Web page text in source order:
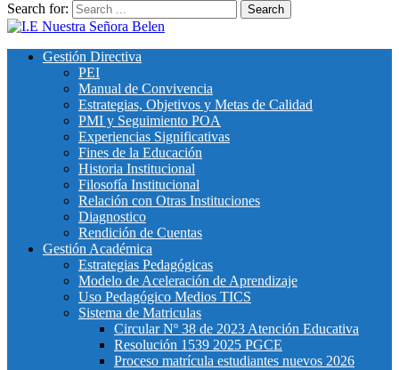
Search for:
I.E Nuestra Señora Belen
Institución Educativa Nuestra Señora de Belén
Gestión Directiva
PEI
Manual de Convivencia
Estrategias, Objetivos y Metas de Calidad
PMI y Seguimiento POA
Experiencias Significativas
Fines de la Educación
Historia Institucional
Filosofía Institucional
Relación con Otras Instituciones
Diagnostico
Rendición de Cuentas
Gestión Académica
Estrategias Pedagógicas
Modelo de Aceleración de Aprendizaje
Uso Pedagógico Medios TICS
Sistema de Matriculas
Circular Nº 38 de 2023 Atención Educativa
Resolución 1539 2025 PGCE
Proceso matrícula estudiantes nuevos 2026